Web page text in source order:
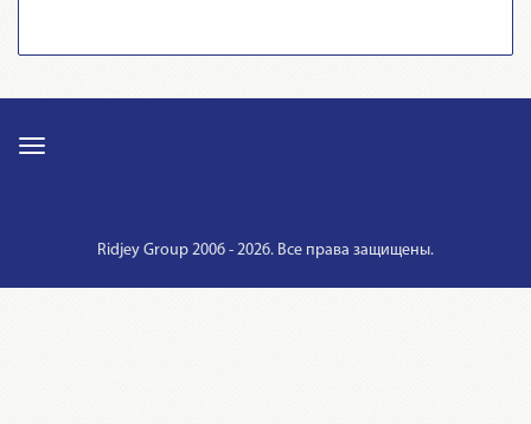
Ridjey Group 2006 - 2026. Все права защищены.